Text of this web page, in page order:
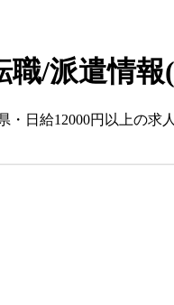
職/派遣情報
日給12000円以上の